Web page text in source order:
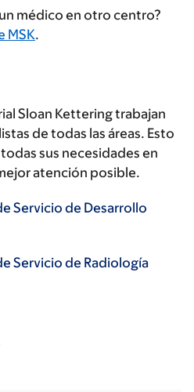
médico en otro centro?
MSK.
Sloan Kettering trabajan
de todas las áreas. Esto
sus necesidades en
atención posible.
Servicio de Desarrollo
Servicio de Radiología